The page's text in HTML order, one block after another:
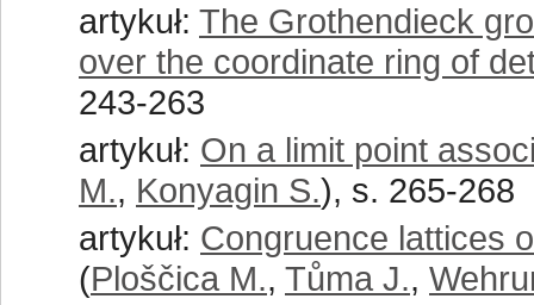
artykuł: The Grothendieck
over the coordinate ring of
243-263
artykuł: On a limit point
M., Konyagin S.), s. 265-268
artykuł: Congruence lattices
(Ploščica M., Tůma J.,